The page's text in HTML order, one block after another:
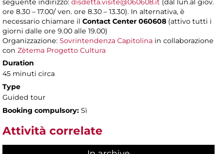
seguente indirizzo: disdetta.visite@060608.it (dal lun.al giov.
ore 8.30 – 17.00/ ven. ore 8.30 – 13.30). In alternativa, è
necessario chiamare il Contact Center 060608 (attivo tutti i
giorni dalle ore 9.00 alle 19.00)
Organizzazione: Sovrintendenza Capitolina in collaborazione
con Zètema Progetto Cultura
Duration
45 minuti circa
Type
Guided tour
Booking compulsory: Sì
Attività correlate